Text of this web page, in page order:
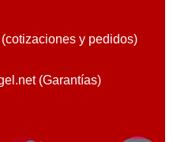
y pedidos)
(Garantías)